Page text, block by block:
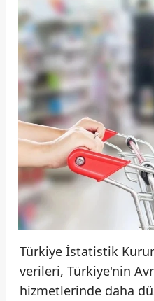
Türkiye İstatistik
verileri, Türkiye'nin
hizmetlerinde daha